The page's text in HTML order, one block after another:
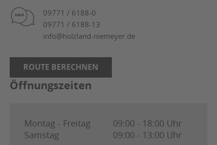
09771 / 6188-0
09771 / 6188-13
info@holzland-niemeyer.de
ROUTE BERECHNEN
Öffnungszeiten
Montag - Freitag
Samstag
09:00 - 18:00 Uhr
09:00 - 13:00 Uhr